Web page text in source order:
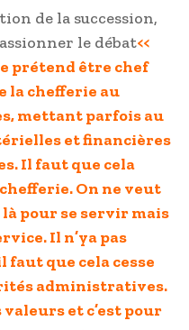
de la succession,
le débat<<
prétend être chef
la chefferie au
mettant parfois au
et financières
Il faut que cela
On ne veut
pour se servir mais
Il n’ya pas
faut que cela cesse
administratives.
et c’est pour